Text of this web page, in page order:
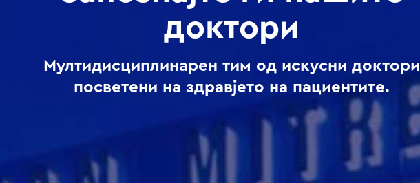
доктори
Мултидисциплинарен тим од искусни доктори
посветени на здравјето на пациентите.